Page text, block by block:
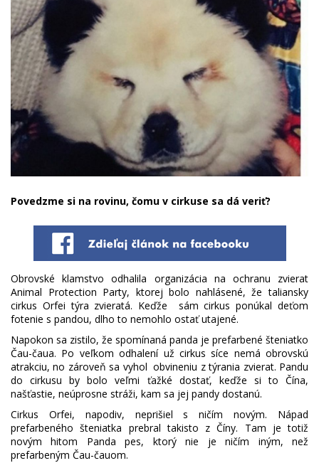
Povedzme si na rovinu, čomu v cirkuse sa dá veriť?
Obrovské klamstvo odhalila organizácia na ochranu zvierat
Animal Protection Party, ktorej bolo nahlásené, že taliansky
cirkus Orfei týra zvieratá. Keďže sám cirkus ponúkal deťom
fotenie s pandou, dlho to nemohlo ostať utajené.
Napokon sa zistilo, že spomínaná panda je prefarbené šteniatko
Čau-čaua. Po veľkom odhalení už cirkus síce nemá obrovskú
atrakciu, no zároveň sa vyhol obvineniu z týrania zvierat. Pandu
do cirkusu by bolo veľmi ťažké dostať, keďže si to Čína,
našťastie, neúprosne stráži, kam sa jej pandy dostanú.
Cirkus Orfei, napodiv, neprišiel s ničím novým. Nápad
prefarbeného šteniatka prebral takisto z Číny. Tam je totiž
novým hitom Panda pes, ktorý nie je ničím iným, než
prefarbeným Čau-čauom.